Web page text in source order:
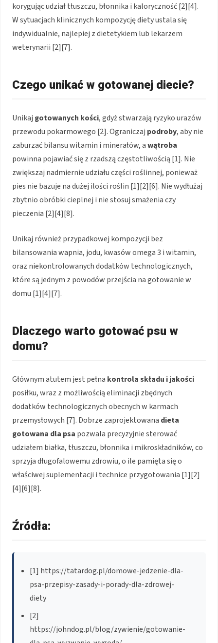
korygując udział tłuszczu, błonnika i kaloryczność [2][4].
W sytuacjach klinicznych kompozycję diety ustala się
indywidualnie, najlepiej z dietetykiem lub lekarzem
weterynarii [2][7].
Czego unikać w gotowanej diecie?
Unikaj gotowanych kości, gdyż stwarzają ryzyko urazów
przewodu pokarmowego [2]. Ograniczaj podroby, aby nie
zaburzać bilansu witamin i minerałów, awątroba
powinna pojawiać się z rzadszą częstotliwością [1]. Nie
zwiększaj nadmiernie udziału części roślinnej, ponieważ
pies nie bazuje na dużej ilości roślin [1][2][6]. Nie wydłużaj
zbytnio obróbki cieplnej i nie stosuj smażenia czy
pieczenia [2][4][8].
Unikaj również przypadkowej kompozycji bez
bilansowania wapnia, jodu, kwasów omega 3 i witamin,
oraz niekontrolowanych dodatków technologicznych,
które są jednym z powodów przejścia na gotowanie w
domu [1][4][7].
Dlaczego warto gotować psu w
domu?
Głównym atutem jest pełna kontrola składu i jakości
posiłku, wraz z możliwością eliminacji zbędnych
dodatków technologicznych obecnych w karmach
przemysłowych [7]. Dobrze zaprojektowana dieta
gotowana dla psa pozwala precyzyjnie sterować
udziałem białka, tłuszczu, błonnika i mikroskładników, co
sprzyja długofalowemu zdrowiu, o ile pamięta się o
właściwej suplementacji i technice przygotowania [1][2]
[4][6][8].
Źródła:
[1] https://tatardog.pl/domowe-jedzenie-dla-
psa-przepisy-zasady-i-porady-dla-zdrowej-
diety
[2]
https://johndog.pl/blog/zywienie/gotowanie-